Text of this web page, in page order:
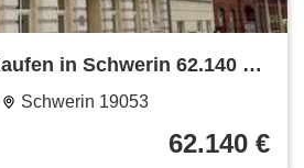
in Schwerin 62.140 €
Schwerin 19053
62.140 €